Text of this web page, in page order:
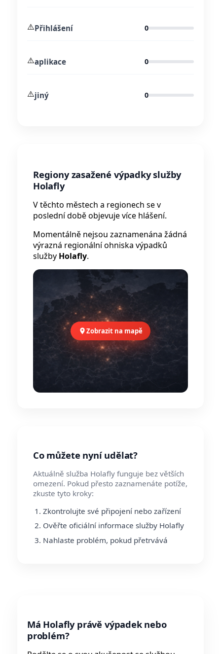
⚠️Přihlášení 0
⚠️aplikace 0
⚠️jiný 0
Regiony zasažené výpadky služby
Holafly
V těchto městech a regionech se v
poslední době objevuje více hlášení.
Momentálně nejsou zaznamenána žádná
výrazná regionální ohniska výpadků
služby Holafly.
Zobrazit na mapě
Co můžete nyní udělat?
Aktuálně služba Holafly funguje bez větších
omezení. Pokud přesto zaznamenáte potíže,
zkuste tyto kroky:
Zkontrolujte své připojení nebo zařízení
Ověřte oficiální informace služby Holafly
Nahlaste problém, pokud přetrvává
Má Holafly právě výpadek nebo
problém?